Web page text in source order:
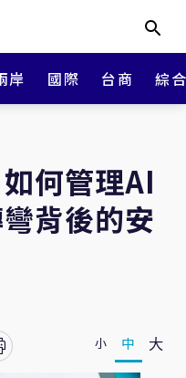
岸 國際 台商 綜
如何管理AI
背後的安
小 中 大